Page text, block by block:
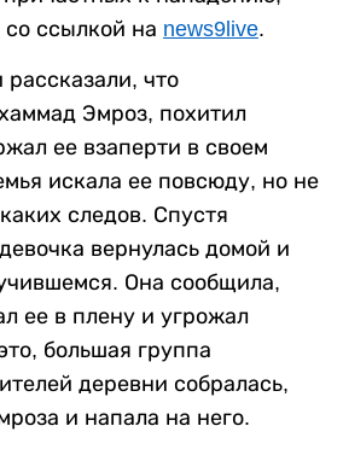
со ссылкой на news9live.
что
Эмроз, похитил
ее взаперти в своем
искала ее повсюду, но не
следов. Спустя
вернулась домой и
Она сообщила,
ее в плену и угрожал
большая группа
деревни собралась,
и напала на него.